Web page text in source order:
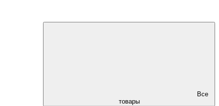
Все
товары